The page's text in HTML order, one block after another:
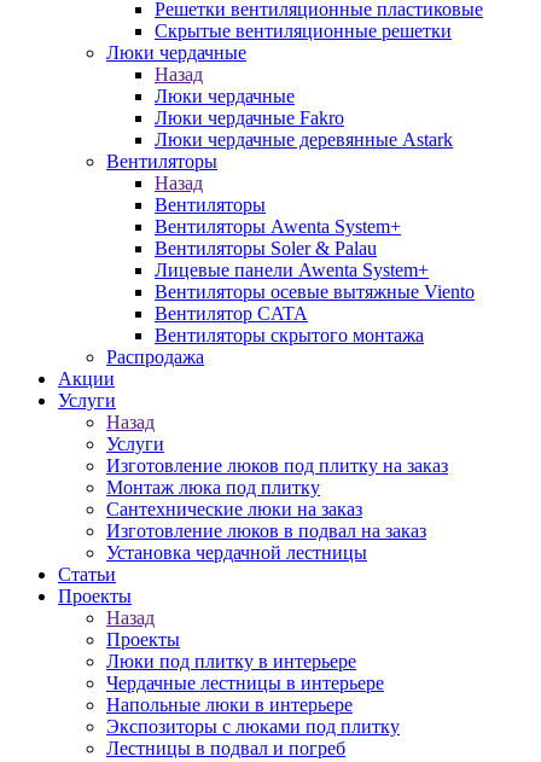
Решетки вентиляционные пластиковые
Скрытые вентиляционные решетки
Люки чердачные
Назад
Люки чердачные
Люки чердачные Fakro
Люки чердачные деревянные Astark
Вентиляторы
Назад
Вентиляторы
Вентиляторы Awenta System+
Вентиляторы Soler & Palau
Лицевые панели Awenta System+
Вентиляторы осевые вытяжные Viento
Вентилятор CATA
Вентиляторы скрытого монтажа
Распродажа
Акции
Услуги
Назад
Услуги
Изготовление люков под плитку на заказ
Монтаж люка под плитку
Сантехнические люки на заказ
Изготовление люков в подвал на заказ
Установка чердачной лестницы
Статьи
Проекты
Назад
Проекты
Люки под плитку в интерьере
Чердачные лестницы в интерьере
Напольные люки в интерьере
Экспозиторы с люками под плитку
Лестницы в подвал и погреб